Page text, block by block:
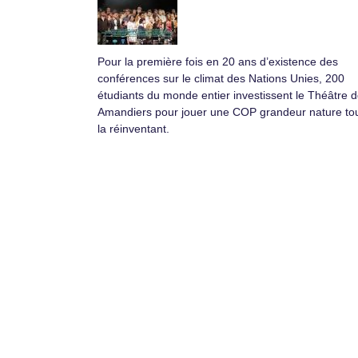
Pour la première fois en 20 ans d’existence des
conférences sur le climat des Nations Unies, 200
étudiants du monde entier investissent le Théâtre
Amandiers pour jouer une COP grandeur nature
la réinventant.